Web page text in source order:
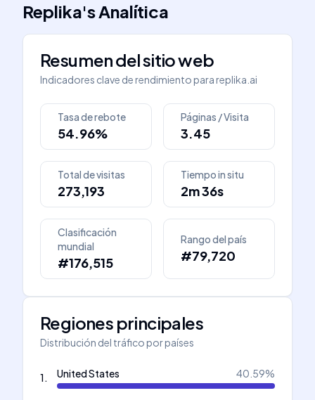
Replika'sAnalítica
Resumen del sitio web
Indicadores clave de rendimiento parareplika.ai
Tasa de rebote
54.96%
Páginas / Visita
3.45
Total de visitas
273,193
Tiempo in situ
2m 36s
Clasificación
mundial
#176,515
Rango del país
#79,720
Regiones principales
Distribución del tráfico por países
1. United States 40.59%